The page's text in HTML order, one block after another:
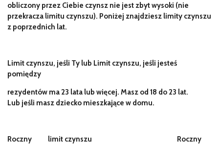
obliczony przez Ciebie czynsz nie jest zbyt wysoki (nie
przekracza limitu czynszu). Poniżej znajdziesz limity czynszu
z poprzednich lat.
Limit czynszu, jeśli Ty lub Limit czynszu, jeśli jesteś
pomiędzy
rezydentów ma 23 lata lub więcej. Masz od 18 do 23 lat.
Lub jeśli masz dziecko mieszkające w domu.
Roczny limit czynszu
Roczny